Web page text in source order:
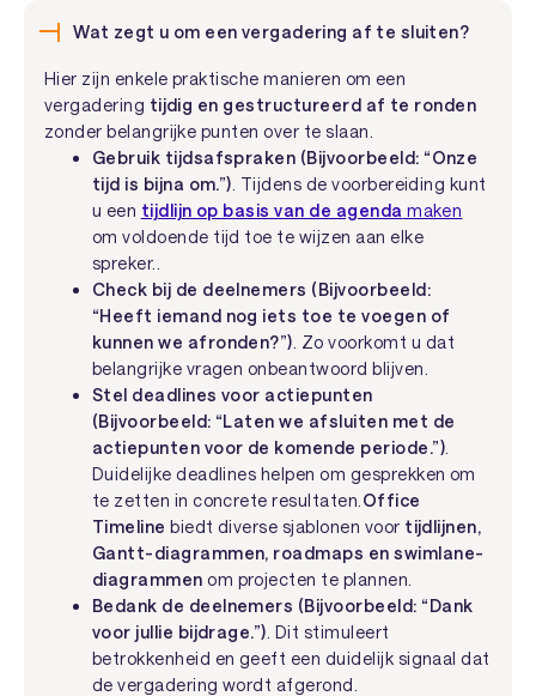
Wat zegt u om een vergadering af te sluiten?
Hier zijn enkele praktische manieren om een
vergadering tijdig en gestructureerd af te ronden
zonder belangrijke punten over te slaan.
Gebruik tijdsafspraken (Bijvoorbeeld: “Onze
tijd is bijna om.”) . Tijdens de voorbereiding kunt
u een tijdlijn op basis van de agenda maken
om voldoende tijd toe te wijzen aan elke
spreker..
Check bij de deelnemers (Bijvoorbeeld:
“Heeft iemand nog iets toe te voegen of
kunnen we afronden?”) . Zo voorkomt u dat
belangrijke vragen onbeantwoord blijven.
Stel deadlines voor actiepunten
(Bijvoorbeeld: “Laten we afsluiten met de
actiepunten voor de komende periode.”)
Duidelijke deadlines helpen om gesprekken om
te zetten in concrete resultaten. Office
Timeline biedt diverse sjablonen voor tijdlijnen,
Gantt-diagrammen, roadmaps en swimlane-
diagrammen om projecten te plannen.
Bedank de deelnemers (Bijvoorbeeld: “Dank
voor jullie bijdrage.”) . Dit stimuleert
betrokkenheid en geeft een duidelijk signaal dat
de vergadering wordt afgerond.